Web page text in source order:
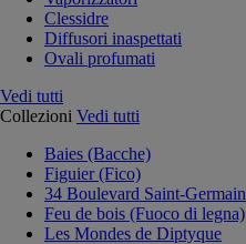
Clessidre
Diffusori inaspettati
Ovali profumati
Vedi tutti
Collezioni Vedi tutti
Baies (Bacche)
Figuier (Fico)
34 Boulevard Saint-Germain
Feu de bois (Fuoco di legna)
Les Mondes de Diptyque